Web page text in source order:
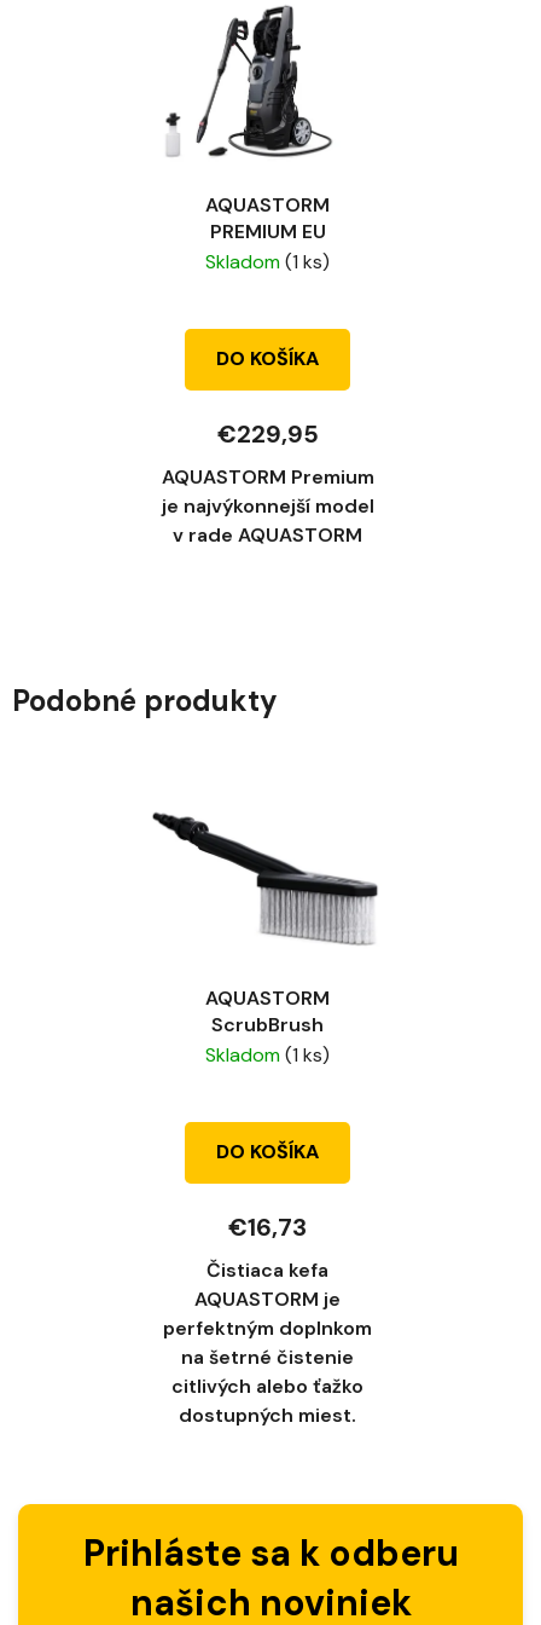
AQUASTORM
PREMIUM EU
Skladom(1 ks)
DO KOŠÍKA
€229,95
AQUASTORM Premium
je najvýkonnejší model
v rade AQUASTORM
Podobné produkty
AQUASTORM
ScrubBrush
Skladom(1 ks)
DO KOŠÍKA
€16,73
Čistiaca kefa
AQUASTORM je
perfektným doplnkom
na šetrné čistenie
citlivých alebo ťažko
dostupných miest.
Prihláste sa k odberu
našich noviniek